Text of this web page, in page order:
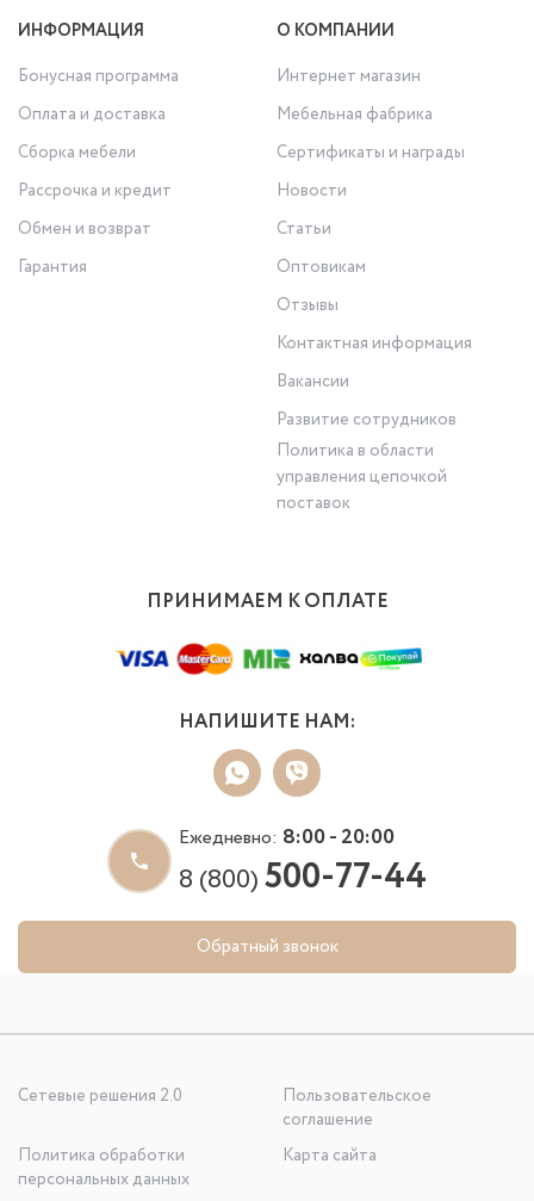
ИНФОРМАЦИЯ
Бонусная программа
Оплата и доставка
Сборка мебели
Рассрочка и кредит
Обмен и возврат
Гарантия
О КОМПАНИИ
Интернет магазин
Мебельная фабрика
Сертификаты и награды
Новости
Статьи
Оптовикам
Отзывы
Контактная информация
Вакансии
Развитие сотрудников
Политика в области
управления цепочкой
поставок
ПРИНИМАЕМ К ОПЛАТЕ
НАПИШИТЕ НАМ:
Ежедневно: 8:00 - 20:00
8 (800)500-77-44
Обратный звонок
Сетевые решения 2.0
Пользовательское
соглашение
Политика обработки
персональных данных
Карта сайта